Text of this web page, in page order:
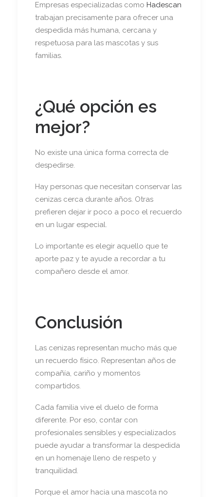
Empresas especializadas como Hadescan
trabajan precisamente para ofrecer una
despedida más humana, cercana y
respetuosa para las mascotas y sus
familias.
¿Qué opción es
mejor?
No existe una única forma correcta de
despedirse.
Hay personas que necesitan conservar las
cenizas cerca durante años. Otras
prefieren dejar ir poco a poco el recuerdo
en un lugar especial.
Lo importante es elegir aquello que te
aporte paz y te ayude a recordar a tu
compañero desde el amor.
Conclusión
Las cenizas representan mucho más que
un recuerdo físico. Representan años de
compañía, cariño y momentos
compartidos.
Cada familia vive el duelo de forma
diferente. Por eso, contar con
profesionales sensibles y especializados
puede ayudar a transformar la despedida
en un homenaje lleno de respeto y
tranquilidad.
Porque el amor hacia una mascota no